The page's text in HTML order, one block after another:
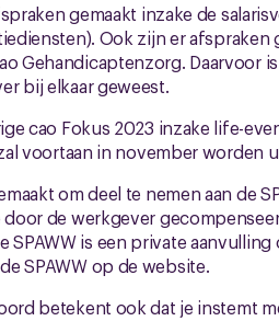
gemaakt inzake de
Ook zijn er afspraken
Gehandicaptenzorg. Daarvoor
bij elkaar geweest.
cao Fokus 2023 inzake life-
voortaan in november worden
om deel te nemen aan de
de werkgever
SPAWW is een private
SPAWW op de website.
betekent ook dat je instemt